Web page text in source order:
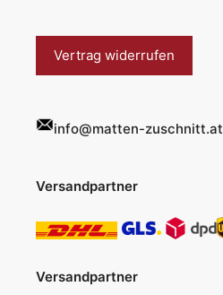
Vertrag widerrufen
info@matten-zuschnitt.at
Versandpartner
Versandpartner